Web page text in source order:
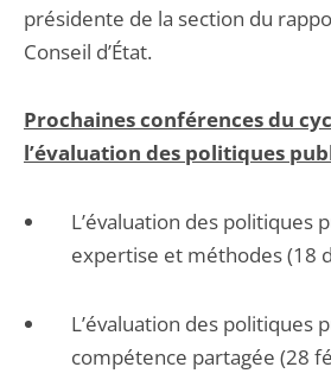
présidente de la section du
Conseil d’État.
Prochaines conférences du
l’évaluation des politiques
L’évaluation des politiques
expertise et méthodes (18
L’évaluation des politiques
compétence partagée (28